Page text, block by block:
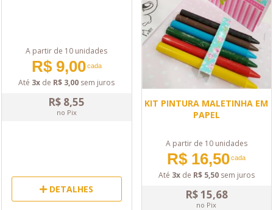
A partir de 10 unidades
R$ 9,00cada
Até 3x de R$ 3,00 sem juros
R$ 8,55
no Pix
DETALHES
KIT PINTURA MALETINHA EM
PAPEL
A partir de 10 unidades
R$ 16,50cada
Até 3xde R$ 5,50sem juros
R$ 15,68
no Pix